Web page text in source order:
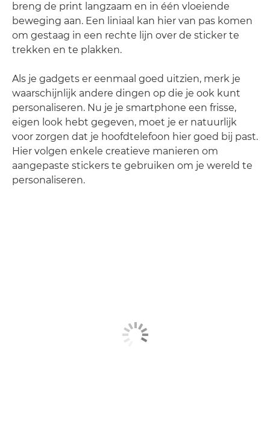
breng de print langzaam en in één vloeiende
beweging aan. Een liniaal kan hier van pas komen
om gestaag in een rechte lijn over de sticker te
trekken en te plakken.
Als je gadgets er eenmaal goed uitzien, merk je
waarschijnlijk andere dingen op die je ook kunt
personaliseren. Nu je je smartphone een frisse,
eigen look hebt gegeven, moet je er natuurlijk
voor zorgen dat je hoofdtelefoon hier goed bij past.
Hier volgen enkele creatieve manieren om
aangepaste stickers te gebruiken om je wereld te
personaliseren.